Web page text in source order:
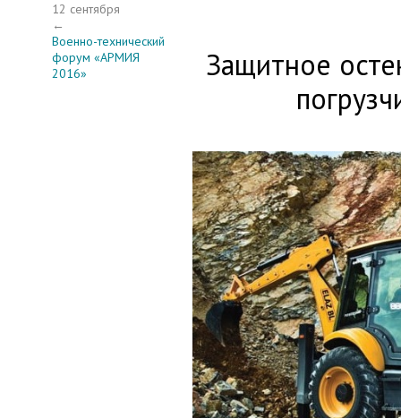
12 сентября
←
Военно-технический
форум «АРМИЯ
2016»
Защитное